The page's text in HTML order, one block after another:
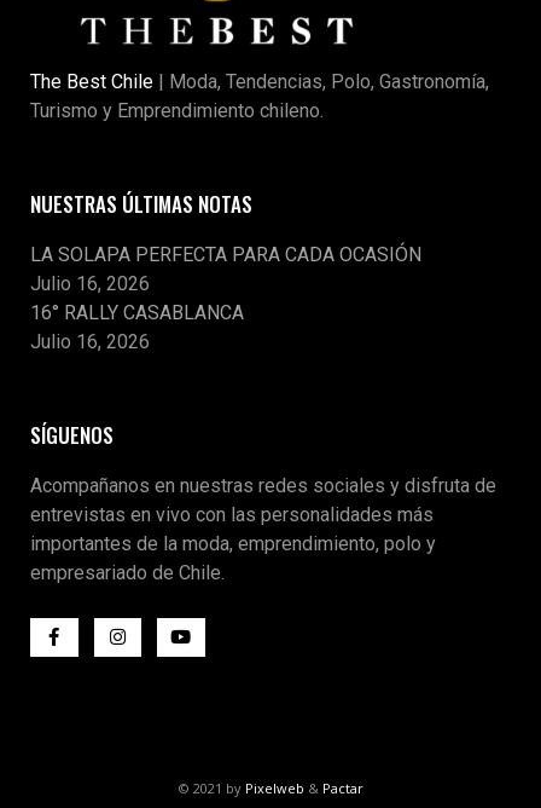
The Best Chile | Moda, Tendencias, Polo, Gastronomía,
Turismo y Emprendimiento chileno.
NUESTRAS ÚLTIMAS NOTAS
LA SOLAPA PERFECTA PARA CADA OCASIÓN
Julio 16, 2026
16° RALLY CASABLANCA
Julio 16, 2026
SÍGUENOS
Acompañanos en nuestras redes sociales y disfruta de
entrevistas en vivo con las personalidades más
importantes de la moda, emprendimiento, polo y
empresariado de Chile.
© 2021 by Pixelweb & Pactar